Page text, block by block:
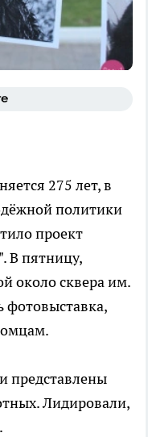
275 лет, в
политики
проект
В пятницу,
около сквера им.
фотовыставка,
представлены
Лидировали,